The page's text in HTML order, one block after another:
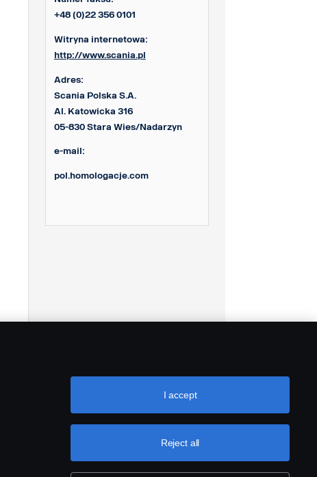
+48 (0)22 356 0101
Witryna internetowa:
http://www.scania.pl
Adres:
Scania Polska S.A.
Al. Katowicka 316
05-830 Stara Wies/Nadarzyn
e-mail:
pol.homologacje.com
Reject all
I accept